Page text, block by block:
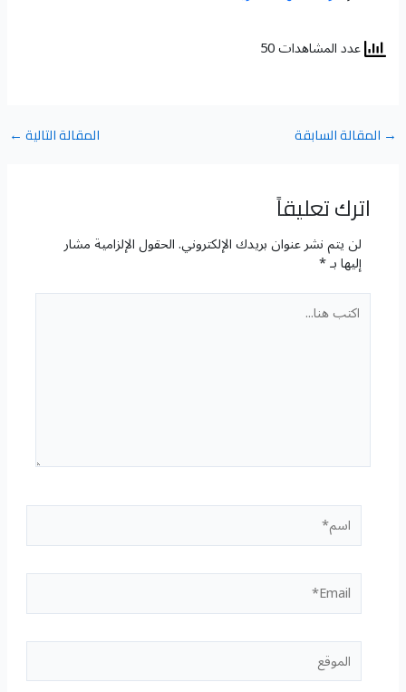
عدد المشاهدات 50
→ المقالة السابقة المقالة التالية ←
اترك تعليقاً
لن يتم نشر عنوان بريدك الإلكتروني.الحقول الإلزامية مشار
إليها بـ*
اكتب
هنا...
اسم*
Email*
الموقع